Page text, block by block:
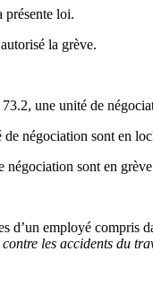
loi.
la grève.
une unité de
négociation sont en
sont en
d’un employé compris
les accidents du